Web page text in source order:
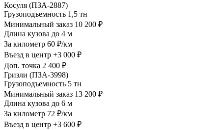
Косуля (ПЗА-2887)
Грузоподъемность 1,5 тн
Минимальный заказ 10 200 ₽
Длина кузова до 4 м
За километр 60 ₽/км
Въезд в центр +3 000 ₽
Доп. точка 2 400 ₽
Гризли (ПЗА-3998)
Грузоподъемность 5 тн
Минимальный заказ 13 200 ₽
Длина кузова до 6 м
За километр 72 ₽/км
Въезд в центр +3 600 ₽